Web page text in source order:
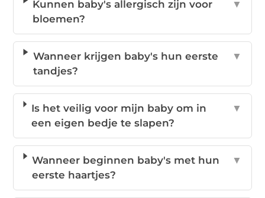
Kunnen baby's allergisch zijn voor
bloemen?
▼
Wanneer krijgen baby's hun eerste
tandjes?
▼
Is het veilig voor mijn baby om in
een eigen bedje te slapen?
▼
Wanneer beginnen baby's met hun
eerste haartjes?
▼